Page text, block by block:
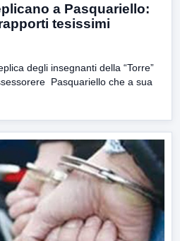
a Pasquariello:
tesissimi
degli insegnanti della “Torre”
Pasquariello che a sua